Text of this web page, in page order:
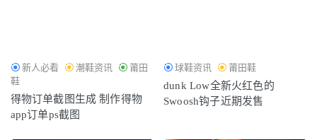
新人必看 潮鞋资讯
莆田
鞋
得物订单截图生成 制作得物
app订单ps截图
球鞋资讯 莆田鞋
dunk Low全新火红色的
Swoosh钩子近期发售